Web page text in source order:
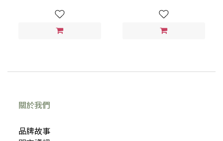
關於我們
品牌故事